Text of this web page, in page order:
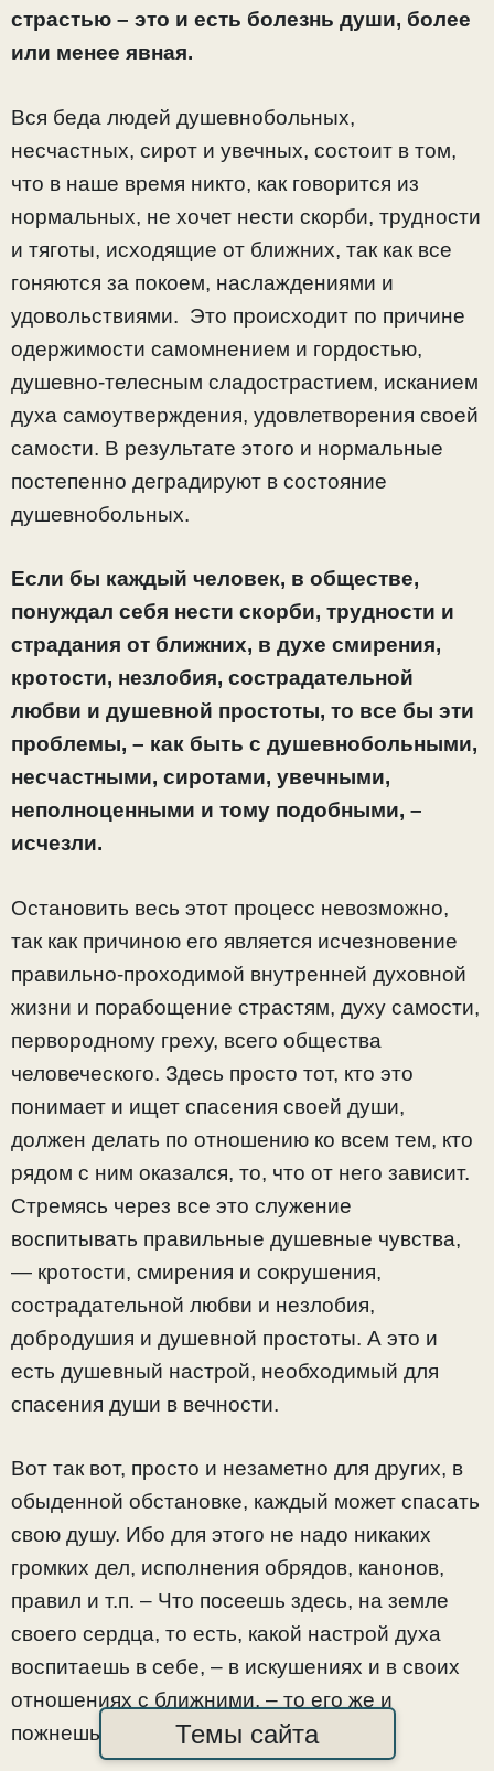
страстью – это и есть болезнь души, более
или менее явная.
Вся беда людей душевнобольных,
несчастных, сирот и увечных, состоит в том,
что в наше время никто, как говорится из
нормальных, не хочет нести скорби, трудности
и тяготы, исходящие от ближних, так как все
гоняются за покоем, наслаждениями и
удовольствиями. Это происходит по причине
одержимости самомнением и гордостью,
душевно-телесным сладострастием, исканием
духа самоутверждения, удовлетворения своей
самости. В результате этого и нормальные
постепенно деградируют в состояние
душевнобольных.
Если бы каждый человек, в обществе,
понуждал себя нести скорби, трудности и
страдания от ближних, в духе смирения,
кротости, незлобия, сострадательной
любви и душевной простоты, то все бы эти
проблемы, – как быть с душевнобольными,
несчастными, сиротами, увечными,
неполноценными и тому подобными, –
исчезли.
Остановить весь этот процесс невозможно,
так как причиною его является исчезновение
правильно-проходимой внутренней духовной
жизни и порабощение страстям, духу самости,
первородному греху, всего общества
человеческого. Здесь просто тот, кто это
понимает и ищет спасения своей души,
должен делать по отношению ко всем тем, кто
рядом с ним оказался, то, что от него зависит.
Стремясь через все это служение
воспитывать правильные душевные чувства,
— кротости, смирения и сокрушения,
сострадательной любви и незлобия,
добродушия и душевной простоты. А это и
есть душевный настрой, необходимый для
спасения души в вечности.
Вот так вот, просто и незаметно для других, в
обыденной обстановке, каждый может спасать
свою душу. Ибо для этого не надо никаких
громких дел, исполнения обрядов, канонов,
правил и т.п. – Что посеешь здесь, на земле
своего сердца, то есть, какой настрой духа
воспитаешь в себе, – в искушениях и в своих
отношениях с ближними, – то его же и
пожнешь там, в вечности.
Темы сайта